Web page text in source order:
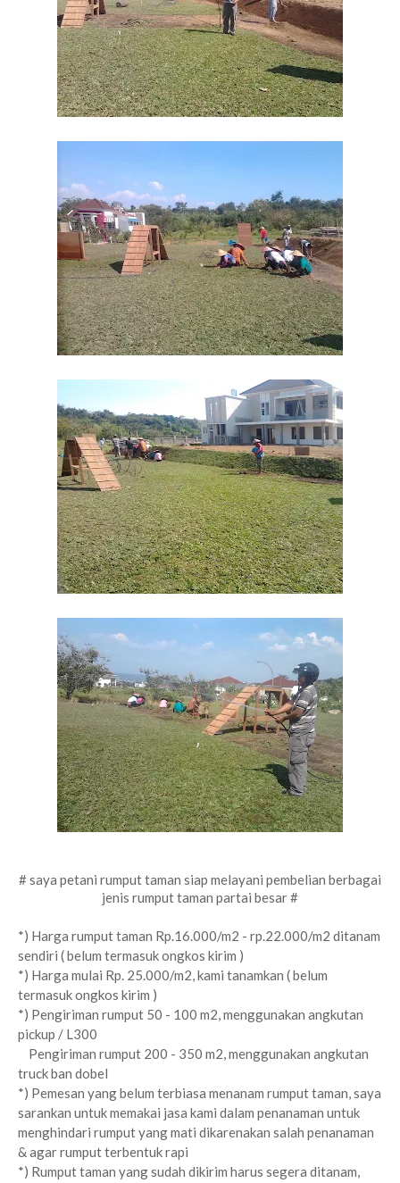
# saya petani rumput taman siap melayani pembelian berbagai
jenis rumput taman partai besar #
*) Harga rumput taman Rp.16.000/m2 - rp.22.000/m2 ditanam
sendiri ( belum termasuk ongkos kirim )
*) Harga mulai Rp. 25.000/m2, kami tanamkan ( belum
termasuk ongkos kirim )
*) Pengiriman rumput 50 - 100 m2, menggunakan angkutan
pickup / L300
Pengiriman rumput 200 - 350 m2, menggunakan angkutan
truck ban dobel
*) Pemesan yang belum terbiasa menanam rumput taman, saya
sarankan untuk memakai jasa kami dalam penanaman untuk
menghindari rumput yang mati dikarenakan salah penanaman
& agar rumput terbentuk rapi
*) Rumput taman yang sudah dikirim harus segera ditanam,